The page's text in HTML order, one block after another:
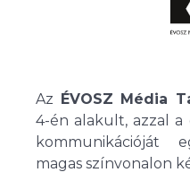
Az ÉVOSZ Média
4-én alakult, azzal
kommunikációját
magas színvonalon